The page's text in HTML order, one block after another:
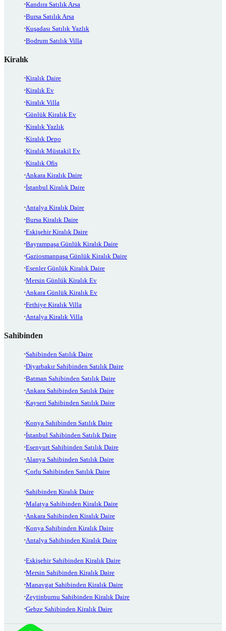
Kandıra Satılık Arsa
Bursa Satılık Arsa
Kuşadası Satılık Yazlık
Bodrum Satılık Villa
Kiralık
Kiralık Daire
Kiralık Ev
Kiralık Villa
Günlük Kiralık Ev
Kiralık Yazlık
Kiralık Depo
Kiralık Müstakil Ev
Kiralık Ofis
Ankara Kiralık Daire
İstanbul Kiralık Daire
Antalya Kiralık Daire
Bursa Kiralık Daire
Eskişehir Kiralık Daire
Bayrampaşa Günlük Kiralık Daire
Gaziosmanpaşa Günlük Kiralık Daire
Esenler Günlük Kiralık Daire
Mersin Günlük Kiralık Ev
Ankara Günlük Kiralık Ev
Fethiye Kiralık Villa
Antalya Kiralık Villa
Sahibinden
Sahibinden Satılık Daire
Diyarbakır Sahibinden Satılık Daire
Batman Sahibinden Satılık Daire
Ankara Sahibinden Satılık Daire
Kayseri Sahibinden Satılık Daire
Konya Sahibinden Satılık Daire
İstanbul Sahibinden Satılık Daire
Esenyurt Sahibinden Satılık Daire
Alanya Sahibinden Satılık Daire
Çorlu Sahibinden Satılık Daire
Sahibinden Kiralık Daire
Malatya Sahibinden Kiralık Daire
Ankara Sahibinden Kiralık Daire
Konya Sahibinden Kiralık Daire
Antalya Sahibinden Kiralık Daire
Eskişehir Sahibinden Kiralık Daire
Mersin Sahibinden Kiralık Daire
Manavgat Sahibinden Kiralık Daire
Zeytinburnu Sahibinden Kiralık Daire
Gebze Sahibinden Kiralık Daire